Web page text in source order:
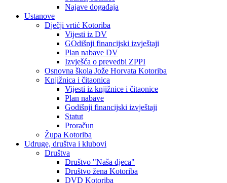
Najave događaja
Ustanove
Dječji vrtić Kotoriba
Vijesti iz DV
GOdišnji financijski izvještaji
Plan nabave DV
Izvješća o prevedbi ZPPI
Osnovna škola Jože Horvata Kotoriba
Knjižnica i čitaonica
Vijesti iz knjižnice i čitaonice
Plan nabave
Godišnji financijski izvještaji
Statut
Proračun
Župa Kotoriba
Udruge, društva i klubovi
Društva
Društvo "Naša djeca"
Društvo žena Kotoriba
DVD Kotoriba